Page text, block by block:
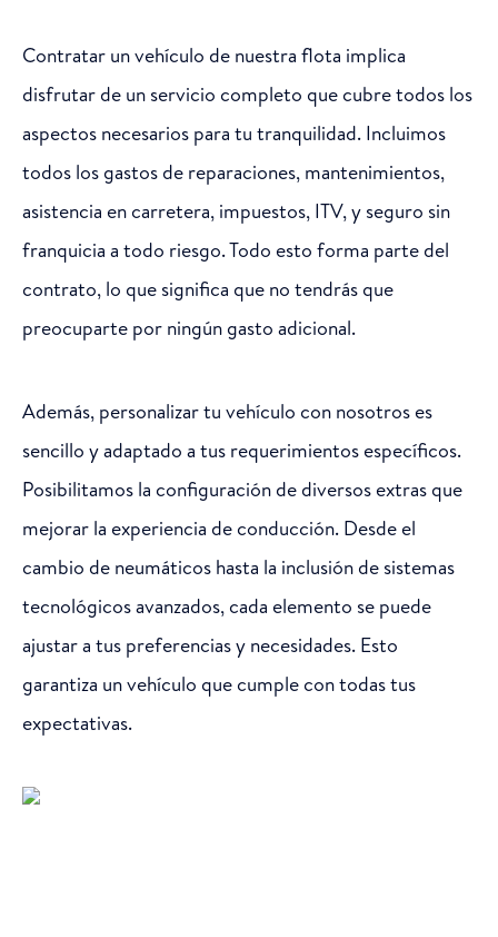
Contratar un vehículo de nuestra flota implica
disfrutar de un servicio completo que cubre todos los
aspectos necesarios para tu tranquilidad. Incluimos
todos los gastos de reparaciones, mantenimientos,
asistencia en carretera, impuestos, ITV, y seguro sin
franquicia a todo riesgo. Todo esto forma parte del
contrato, lo que significa que no tendrás que
preocuparte por ningún gasto adicional.
Además, personalizar tu vehículo con nosotros es
sencillo y adaptado a tus requerimientos específicos.
Posibilitamos la configuración de diversos extras que
mejorar la experiencia de conducción. Desde el
cambio de neumáticos hasta la inclusión de sistemas
tecnológicos avanzados, cada elemento se puede
ajustar a tus preferencias y necesidades. Esto
garantiza un vehículo que cumple con todas tus
expectativas.